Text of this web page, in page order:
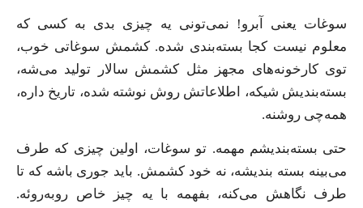
سوغات یعنی آبرو! نمی‌تونی یه چیزی بدی به کسی که
معلوم نیست کجا بسته‌بندی شده. کشمش سوغاتی خوب،
توی کارخونه‌های مجهز مثل کشمش سالار تولید می‌شه،
بسته‌بندیش شیکه، اطلاعاتش روش نوشته شده، تاریخ داره،
همه‌چی روشنه.
حتی بسته‌بندیشم مهمه. تو سوغات، اولین چیزی که طرف
می‌بینه بسته‌ بندیشه، نه خود کشمش. باید جوری باشه که تا
طرف نگاهش می‌کنه، بفهمه با یه چیز خاص روبه‌روئه.